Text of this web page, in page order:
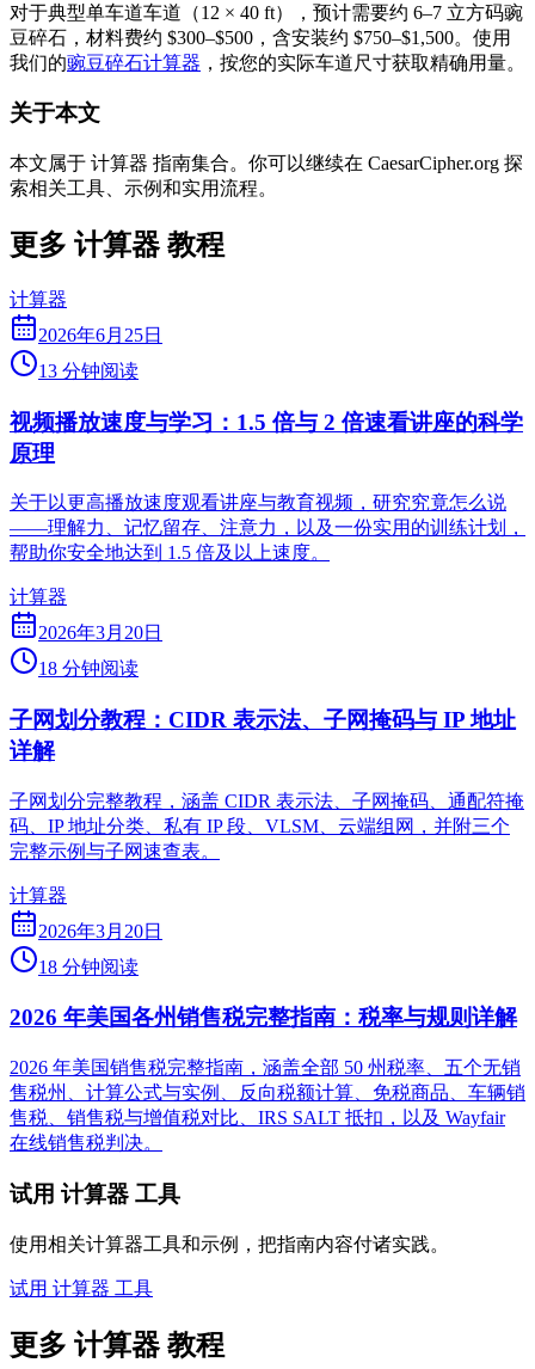
对于典型单车道车道（12 × 40 ft），预计需要约 6–7 立方码豌
豆碎石，材料费约 $300–$500，含安装约 $750–$1,500。使用
我们的豌豆碎石计算器 ，按您的实际车道尺寸获取精确用量。
关于本文
本文属于 计算器 指南集合。你可以继续在 CaesarCipher.org 探
索相关工具、示例和实用流程。
更多 计算器 教程
计算器
2026年6月25日
13 分钟阅读
视频播放速度与学习：1.5 倍与 2 倍速看讲座的科学
原理
关于以更高播放速度观看讲座与教育视频，研究究竟怎么说
——理解力、记忆留存、注意力，以及一份实用的训练计划，
帮助你安全地达到 1.5 倍及以上速度。
计算器
2026年3月20日
18 分钟阅读
子网划分教程：CIDR 表示法、子网掩码与 IP 地址
详解
子网划分完整教程，涵盖 CIDR 表示法、子网掩码、通配符掩
码、IP 地址分类、私有 IP 段、VLSM、云端组网，并附三个
完整示例与子网速查表。
计算器
2026年3月20日
18 分钟阅读
2026 年美国各州销售税完整指南：税率与规则详解
2026 年美国销售税完整指南，涵盖全部 50 州税率、五个无销
售税州、计算公式与实例、反向税额计算、免税商品、车辆销
售税、销售税与增值税对比、IRS SALT 抵扣，以及 Wayfair
在线销售税判决。
试用 计算器 工具
使用相关计算器工具和示例，把指南内容付诸实践。
试用 计算器 工具
更多 计算器 教程